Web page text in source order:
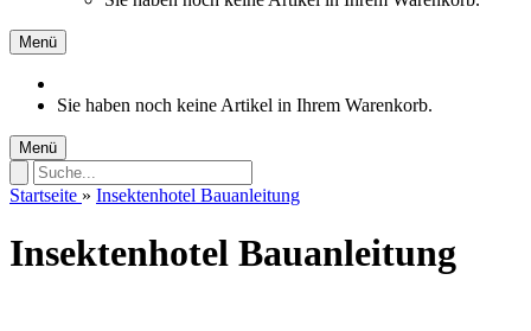
Menü
Sie haben noch keine Artikel in Ihrem Warenkorb.
Menü
Startseite » Insektenhotel Bauanleitung
Insektenhotel Bauanleitung